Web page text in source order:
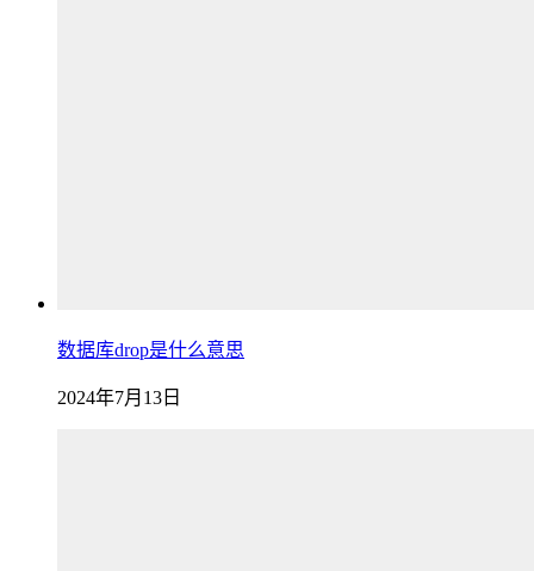
数据库drop是什么意思
2024年7月13日